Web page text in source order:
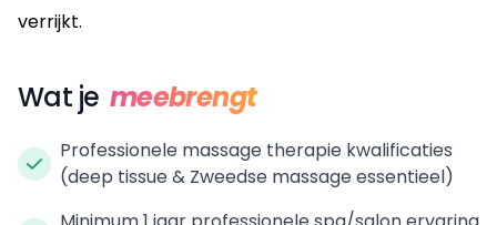
verrijkt.
Wat je meebrengt
Professionele massage therapie kwalificaties
(deep tissue & Zweedse massage essentieel)